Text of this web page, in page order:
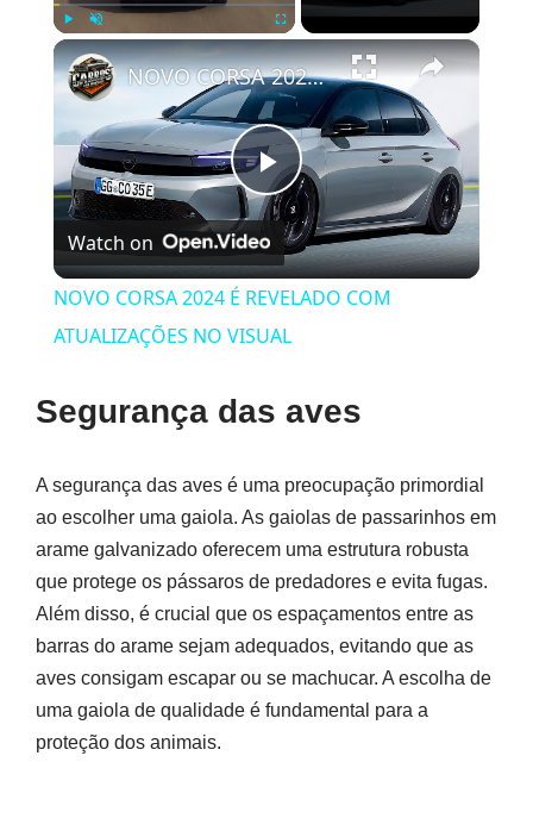
Unmute Fullscreen ×
Play
Video
NOVO CORSA 2024 É REVELADO COM ATUALIZAÇÕES NO VISUAL
Watch on
NOVO CORSA 2024 É REVELADO COM
ATUALIZAÇÕES NO VISUAL
Segurança das aves
A segurança das aves é uma preocupação primordial
ao escolher uma gaiola. As gaiolas de passarinhos em
arame galvanizado oferecem uma estrutura robusta
que protege os pássaros de predadores e evita fugas.
Além disso, é crucial que os espaçamentos entre as
barras do arame sejam adequados, evitando que as
aves consigam escapar ou se machucar. A escolha de
uma gaiola de qualidade é fundamental para a
proteção dos animais.